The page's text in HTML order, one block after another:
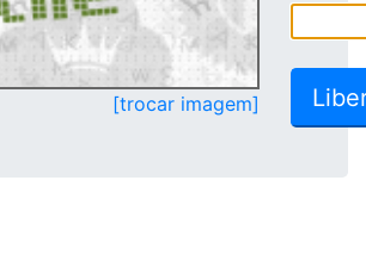
[trocar imagem]